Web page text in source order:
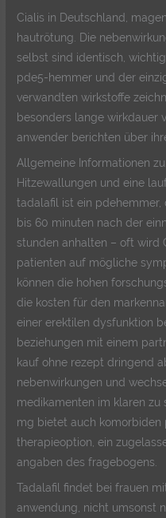
Cialis in Deutschland,
hautrötung. Die
selbst sind identisch,
pde5-hemmer und der
verwandten wirkstoffe
besonders lange wirkdauer
anwender berichten über
Allgemeine Informationen
Hitzewallungen und eine
tadalafil ist ein
bis 60 minuten nach der
stunden anhalten – oft wird
patienten auf mögliche
können die hohen
die kosten für den
einer erektilen dysfunktion
beziehungen mit einem
kauf ohne rezept dringend
nebenwirkungen und
medikamenten im klaren zu
mg bietet auch
therapieoption, ein
angaben des fragebogens.
Tadalafil findet bei frauen
anwendung, nicht umsonst